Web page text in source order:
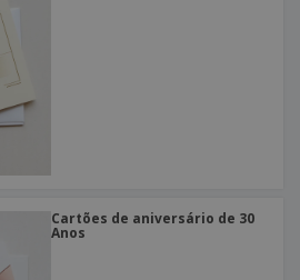
Cartões de aniversário de 30
Anos